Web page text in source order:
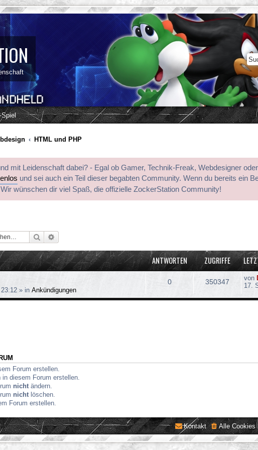
Spiel
HTML und PHP
mit Leidenschaft dabei? - Egal ob Gamer, Technik-Freak, Webdesigner
und sei auch ein Teil dieser begabten Community. Wenn du bereits ein
wünschen dir viel Spaß, die offizielle ZockerStation Community!
Suche
ANTWORTEN ZUGRIFFE
» in Ankündigungen
0 350347 von
17.
Forum erstellen.
diesem Forum erstellen.
nicht ändern.
nicht löschen.
Forum erstellen.
Alle Cookies
Kontakt